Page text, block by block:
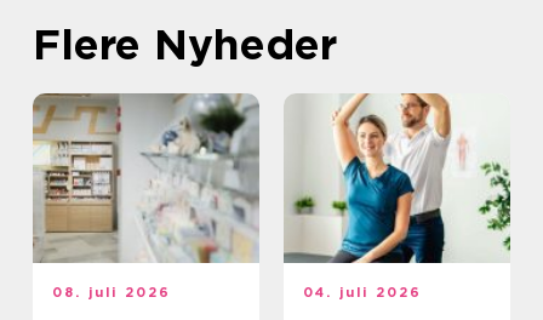
Flere Nyheder
08. juli 2026 04. juli 2026